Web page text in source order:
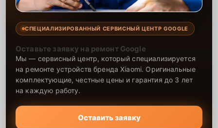
СПЕЦИАЛИЗИРОВАННЫЙ СЕРВИСНЫЙ ЦЕНТР GOOGLE
Оставьте заявку на ремонт Google
Мы — сервисный центр, который специализируется
на ремонте устройств бренда Xiaomi. Оригинальные
комплектующие, честные цены и гарантия до 3 лет
на каждую работу.
Оставить заявку